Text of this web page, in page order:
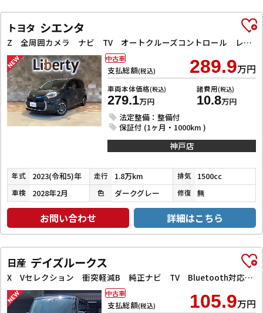
トヨタ シエンタ
Z 全周囲カメラ ナビ TV オートクルーズコントロール レーンアシスト 衝突被害軽減システム 両側電動スライドドア オートマチックハイビーム オートライト LEDヘッドランプ スマートキー
支払総額(税込) 289.9万円
車両本体価格(税込)
279.1万円
諸費用(税込)
10.8万円
法定整備：整備付
保証付 (1ヶ月・1000km )
中古車
神戸店
年式 2023(令和5)年 走行 1.8万km 排気 1500cc
車検 2028年2月 色 ダークグレー 修復 無
お問い合わせ 詳細はこちら
日産 デイズルークス
X Vセレクション 衝突軽減B 純正ナビ TV Bluetooth対応 アラウンドビューモニター 両側自動ドア 革巻きステアリング HIDヘッドライト フォグライト スマートキー プッシュスタート アイドリングストップ
支払総額(税込) 105.9万円
中古車